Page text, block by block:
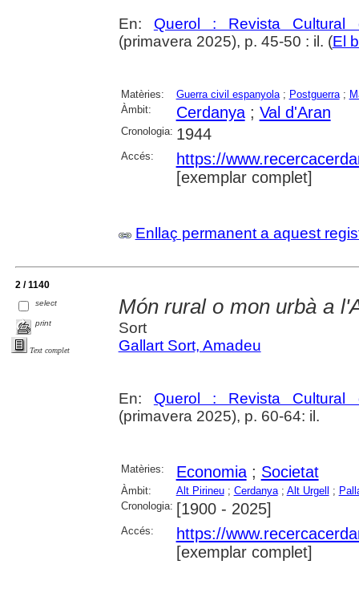
En: Querol : Revista Cultural
(primavera 2025), p. 45-50 : il. (El
Matèries: Guerra civil espanyola; Postguerra;
Àmbit:
Cerdanya; Val d'Aran
Cronologia: 1944
Accés:
https://
[exemplar complet]
Enllaç permanent a aquest
2 / 1140
select
print
Text complet
Món rural o mon urbà a
Sort
Gallart Sort, Amadeu
En: Querol : Revista Cultural
(primavera 2025), p. 60-64: il.
Matèries: Economia; Societat
Àmbit: Alt Pirineu; Cerdanya; Alt Urgell ;
Cronologia: [1900 - 2025]
Accés:
https://
[exemplar complet]